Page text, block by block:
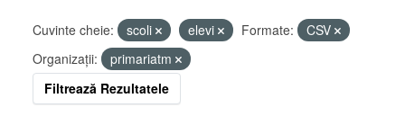
Cuvinte cheie: scoli elevi Formate:
CSV
Organizații:
primariatm
Filtrează Rezultatele